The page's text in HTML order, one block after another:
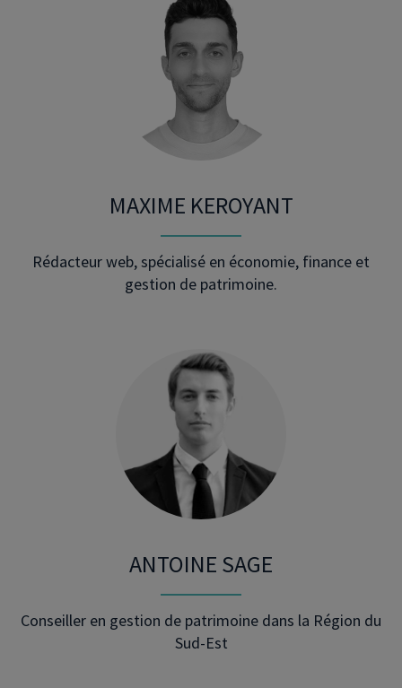
MAXIME KEROYANT
Rédacteur web, spécialisé en économie, finance et
gestion de patrimoine.
ANTOINE SAGE
Conseiller en gestion de patrimoine dans la Région du
Sud-Est